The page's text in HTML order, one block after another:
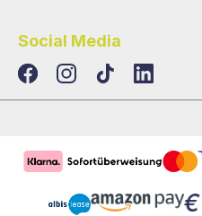
Social Media
TikTokLinkedIn